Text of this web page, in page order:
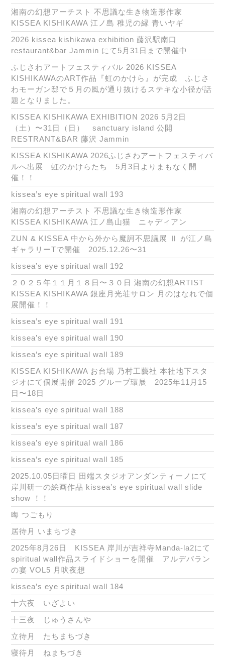
湘南の幻想アーチスト 不思議な生き物造形作家
KISSEA KISHIKAWA 江ノ島 稚児の縁 青いヤギ
2026 kissea kishikawa exhibition 藤沢駅南口
restaurant&bar Jammin にて5月31日まで開催中
ふじさわアートフェスティバル 2026 KISSEA
KISHIKAWAのART作品『虹のかけら』が完成 ふじさ
わモーガン邸で５月の風が通り抜けるステキな小径が話
題となりました。
KISSEA KISHIKAWA EXHIBITION 2026 5月2日
（土）〜31日（日） sanctuary island 公開
RESTRANT&BAR 藤沢 Jammin
KISSEA KISHIKAWA 2026ふじさわアートフェスティバ
ルへ出展 虹のかけらたち 5月3日よりまもなく開
催！！
kissea’s eye spiritual wall 193
湘南の幻想アーチスト 不思議な生き物造形作家
KISSEA KISHIKAWA 江ノ島山猫 ニャディアン
ZUN & KISSEA 中から外から魔訶不思議展 Ⅱ が江ノ島
ギャラリーTで開催 2025.12.26〜31
kissea’s eye spiritual wall 192
２０２５年１１月１８日〜３０日 湘南の幻想ARTIST
KISSEA KISHIKAWA 銀座月光荘サロン 月のはなれで個
展開催！！
kissea’s eye spiritual wall 191
kissea’s eye spiritual wall 190
kissea’s eye spiritual wall 189
KISSEA KISHIKAWA お台場 乃村工藝社 本社地下スタ
ジオにて個展開催 2025 グループ環展 2025年11月15
日〜18日
kissea’s eye spiritual wall 188
kissea’s eye spiritual wall 187
kissea’s eye spiritual wall 186
kissea’s eye spiritual wall 185
2025.10.05日曜日 田端スタジオアンダンティーノにて
岸川研一の絵画作品 kissea’s eye spiritual wall slide
show ！！
晦 つごもり
居待月 いまちづき
2025年8月26日 KISSEA 岸川が吉祥寺Manda-la2にて
spiritual wall作品スライドショーを開催 アルデバラン
の宴 VOL5 月吠夜想
kissea’s eye spiritual wall 184
十六夜 いざよい
十三夜 じゅうさんや
立待月 たちまちづき
寝待月 ねまちづき